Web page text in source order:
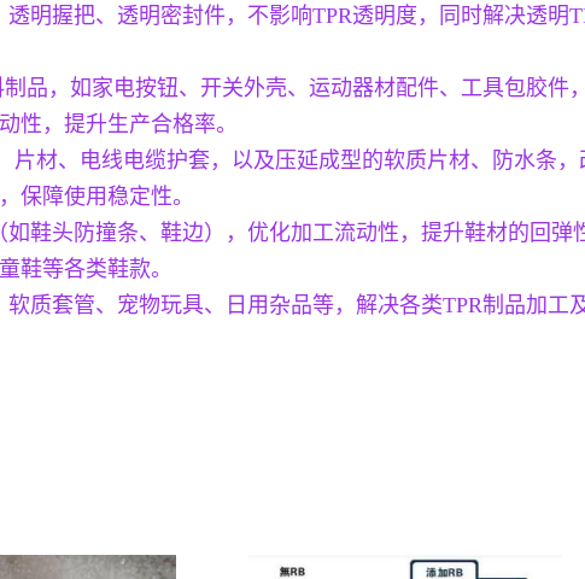
明握把、透明密封件，不影响TPR透明度，同时解决透明
制品，如家电按钮、开关外壳、运动器材配件、工具包胶
性，提升生产合格率。
片材、电线电缆护套，以及压延成型的软质片材、防水条
保障使用稳定性。
如鞋头防撞条、鞋边），优化加工流动性，提升鞋材的回
鞋等各类鞋款。
软质套管、宠物玩具、日用杂品等，解决各类TPR制品加